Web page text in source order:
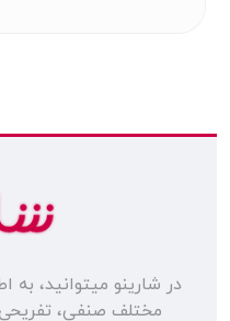
مختلف صنفی،